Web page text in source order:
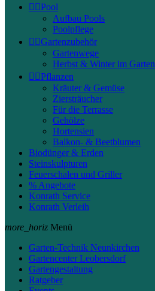
 Pool
Aufbau Pools
Poolpflege
 Gartenzubehör
Gartenwege
Herbst & Winter im Garten
 Pflanzen
Kräuter & Gemüse
Ziersträucher
Für die Terrasse
Gehölze
Hortensien
Balkon- & Beetblumen
Biodünger & Erden
Steinskulpturen
Feuerschalen und Griller
% Angebote
Konrath Service
Konrath Verleih
more_horiz Menü
Garten-Technik Neunkirchen
Gartencenter Leobersdorf
Gartengestaltung
Ratgeber